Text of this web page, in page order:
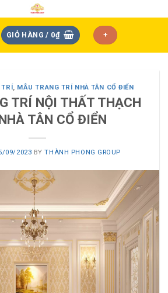
GIỎ HÀNG / 0₫ +
TRÍ, MẪU TRANG TRÍ NHÀ TÂN CỔ ĐIỂN
TRÍ NỘI THẤT THẠCH
TÂN CỔ ĐIỂN
09/2023 BYTHÀNH PHONG GROUP